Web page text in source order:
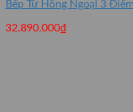
Bếp Từ Hồng Ngoại 3
32.890.000₫